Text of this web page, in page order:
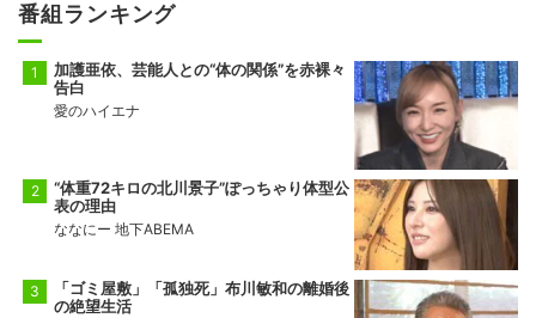
番組ランキング
加護亜依、芸能人との“体の関係”を赤裸々
告白
愛のハイエナ
“体重72キロの北川景子”ぽっちゃり体型公
表の理由
ななにー 地下ABEMA
「ゴミ屋敷」「孤独死」布川敏和の離婚後
の絶望生活